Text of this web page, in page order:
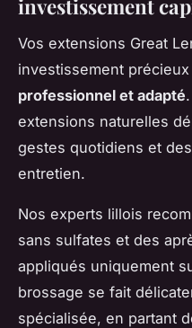
investissement
Vos extensions Great
investissement
professionnel et adapté
extensions naturelles
gestes quotidiens et
entretien.
Nos experts lillois
sans sulfates et des
appliqués uniquement
brossage se fait
spécialisée, en partant